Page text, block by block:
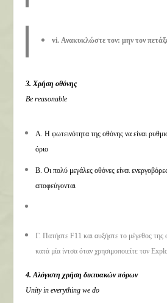
vi. Ανακυκλώστε τον: μην τον
3. Χρήση οθόνης
Be reasonable
Α. Η φωτεινότητα της οθόνης να είναι
όριο
Β. Οι πολύ μεγάλες οθόνες είναι
αποφεύγονται
Γ. Πατήστε F11 και αυξήστε το μέγεθος της
κατά μία ίντσα όταν χρησιμοποιείτε τον
4. Αλόγιστη χρήση δικτυακών πόρων
Unity in everything we do